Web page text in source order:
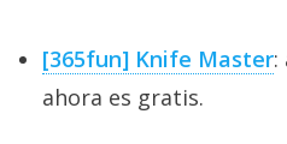
[365fun] Knife Master:
ahora es gratis.